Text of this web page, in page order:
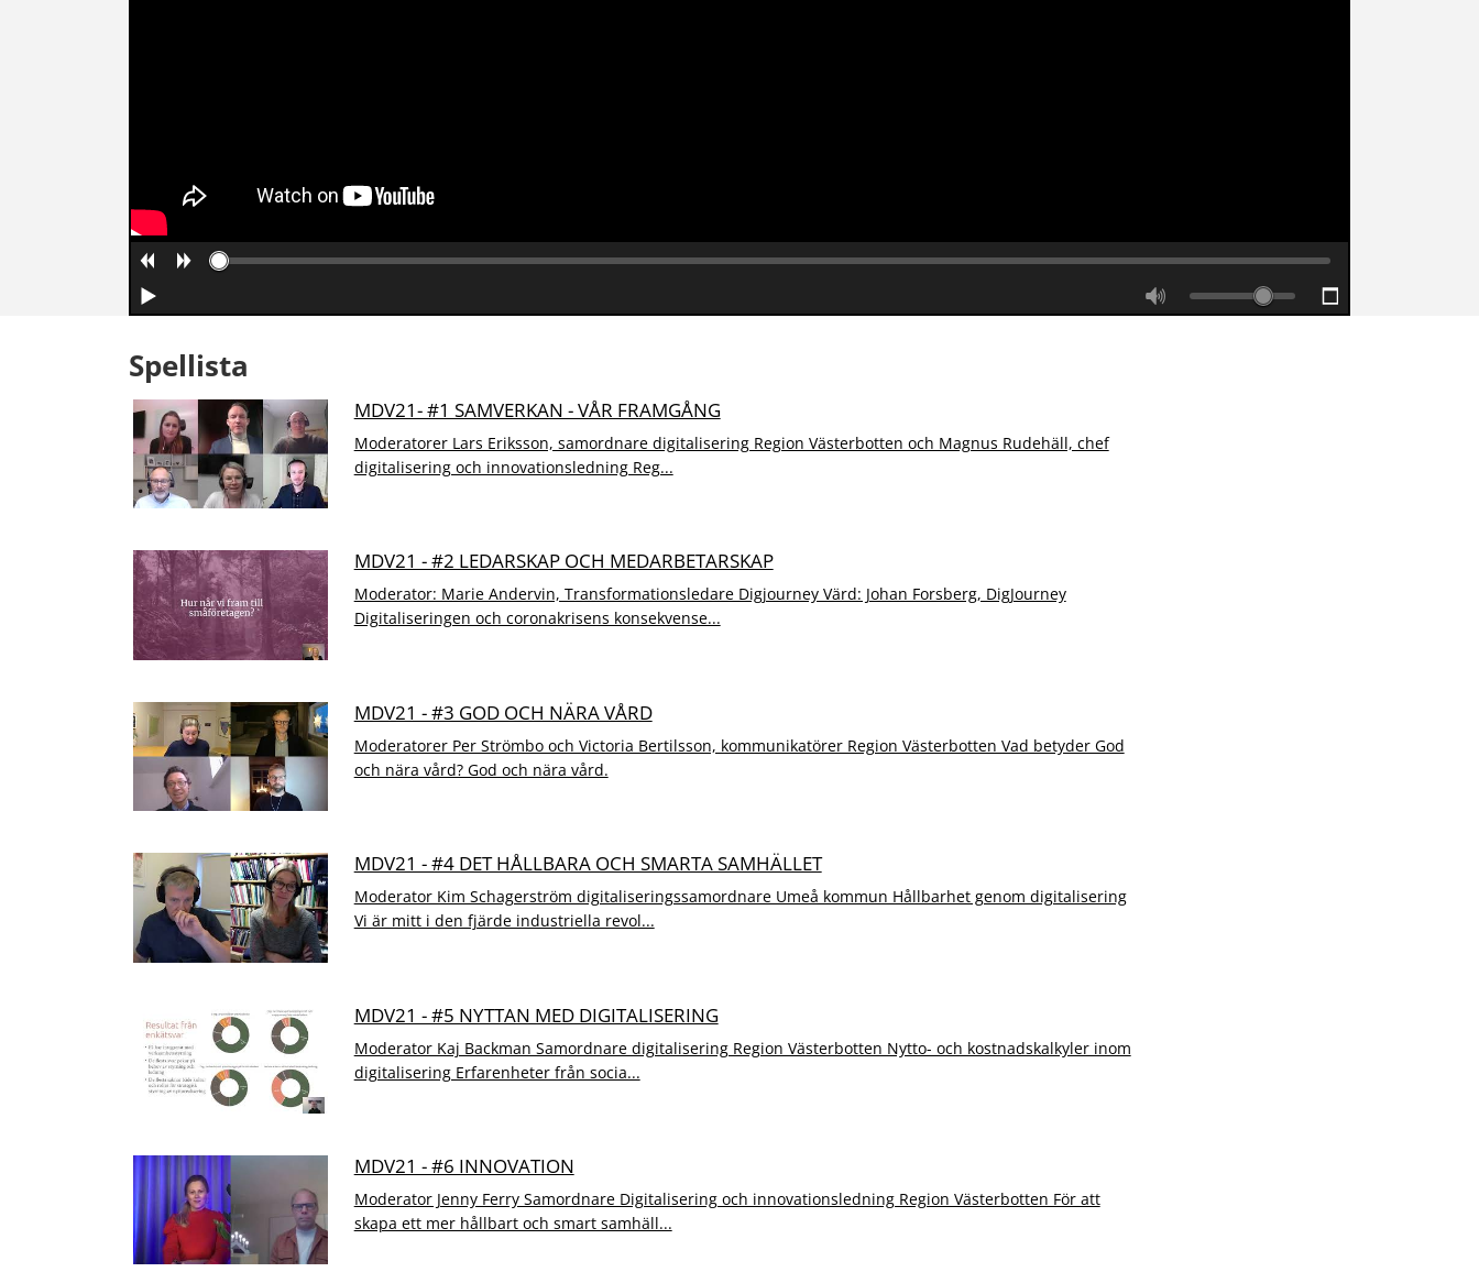
Spellista
MDV21- #1 SAMVERKAN - VÅR FRAMGÅNG
Moderatorer Lars Eriksson, samordnare digitalisering Region Västerbotten och Magnus Rudehäll, chef
digitalisering och innovationsledning Reg...
MDV21 - #2 LEDARSKAP OCH MEDARBETARSKAP
Moderator: Marie Andervin, Transformationsledare Digjourney Värd: Johan Forsberg, DigJourney
Digitaliseringen och coronakrisens konsekvense...
MDV21 - #3 GOD OCH NÄRA VÅRD
Moderatorer Per Strömbo och Victoria Bertilsson, kommunikatörer Region Västerbotten Vad betyder God
och nära vård? God och nära vård.
MDV21 - #4 DET HÅLLBARA OCH SMARTA SAMHÄLLET
Moderator Kim Schagerström digitaliseringssamordnare Umeå kommun Hållbarhet genom digitalisering
Vi är mitt i den fjärde industriella revol...
MDV21 - #5 NYTTAN MED DIGITALISERING
Moderator Kaj Backman Samordnare digitalisering Region Västerbotten Nytto- och kostnadskalkyler inom
digitalisering Erfarenheter från socia...
MDV21 - #6 INNOVATION
Moderator Jenny Ferry Samordnare Digitalisering och innovationsledning Region Västerbotten För att
skapa ett mer hållbart och smart samhäll...